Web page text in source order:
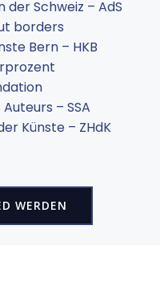
Schweiz – AdS
borders
Bern – HKB
– SSA
Künste – ZHdK
WERDEN